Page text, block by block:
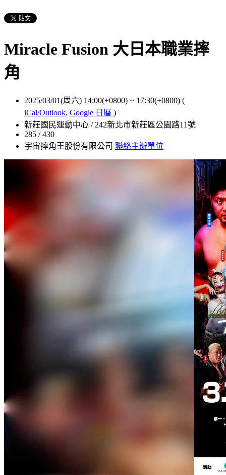
Miracle Fusion 大日本職業摔
角
2025/03/01(周六) 14:00(+0800) ~ 17:30(+0800) (
iCal/Outlook, Google 日曆 )
新莊國民運動中心 / 242新北市新莊區公園路11號
285 / 430
宇宙摔角王股份有限公司 聯絡主辦單位